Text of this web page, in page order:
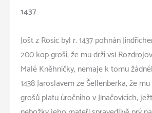
1437
Jošt z Rosic byl r. 1437 pohnán
200 kop groší, že mu drží vsi
Malé Kněhničky, nemaje k tomu
1438 Jaroslavem ze Šellenberka, že
grošů platu úročního v Jinačovicích,